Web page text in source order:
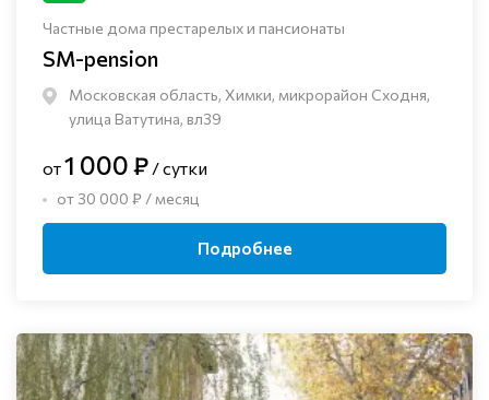
Частные дома престарелых и пансионаты
SM-pension
Московская область, Химки, микрорайон Сходня,
улица Ватутина, вл39
от1 000 ₽ / сутки
от 30 000 ₽ / месяц
Подробнее